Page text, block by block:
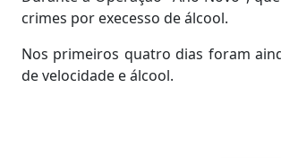
crimes por execesso de álcool.
Nos primeiros quatro dias foram
de velocidade e álcool.